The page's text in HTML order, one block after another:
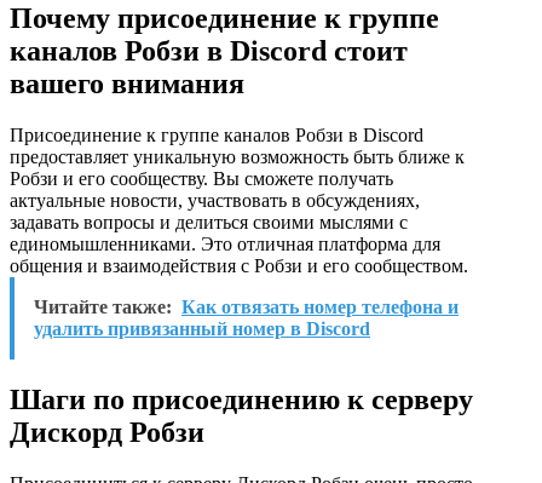
Почему присоединение к группе
каналов Робзи в Discord стоит
вашего внимания
Присоединение к группе каналов Робзи в Discord
предоставляет уникальную возможность быть ближе к
Робзи и его сообществу. Вы сможете получать
актуальные новости, участвовать в обсуждениях,
задавать вопросы и делиться своими мыслями с
единомышленниками. Это отличная платформа для
общения и взаимодействия с Робзи и его сообществом.
Читайте также: Как отвязать номер телефона и
удалить привязанный номер в Discord
Шаги по присоединению к серверу
Дискорд Робзи